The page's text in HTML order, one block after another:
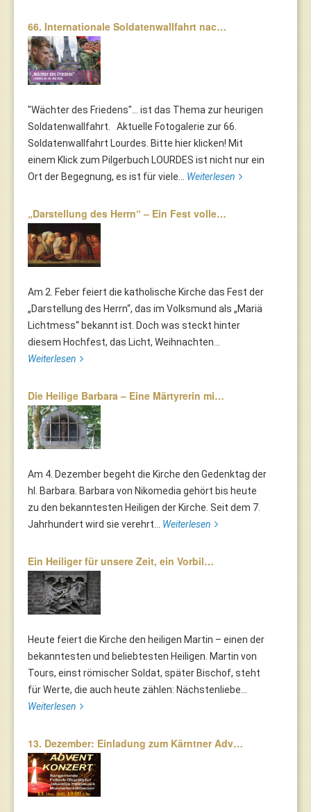
66. Internationale Soldatenwallfahrt nac…
"Wächter des Friedens"... ist das Thema zur heurigen
Soldatenwallfahrt. Aktuelle Fotogalerie zur 66.
Soldatenwallfahrt Lourdes. Bitte hier klicken! Mit
einem Klick zum Pilgerbuch LOURDES ist nicht nur ein
Ort der Begegnung, es ist für viele... Weiterlesen
„Darstellung des Herrn“ – Ein Fest volle…
Am 2. Feber feiert die katholische Kirche das Fest der
„Darstellung des Herrn“, das im Volksmund als „Mariä
Lichtmess“ bekannt ist. Doch was steckt hinter
diesem Hochfest, das Licht, Weihnachten...
Weiterlesen
Die Heilige Barbara – Eine Märtyrerin mi…
Am 4. Dezember begeht die Kirche den Gedenktag der
hl. Barbara. Barbara von Nikomedia gehört bis heute
zu den bekanntesten Heiligen der Kirche. Seit dem 7.
Jahrhundert wird sie verehrt... Weiterlesen
Ein Heiliger für unsere Zeit, ein Vorbil…
Heute feiert die Kirche den heiligen Martin – einen der
bekanntesten und beliebtesten Heiligen. Martin von
Tours, einst römischer Soldat, später Bischof, steht
für Werte, die auch heute zählen: Nächstenliebe...
Weiterlesen
13. Dezember: Einladung zum Kärntner Adv…